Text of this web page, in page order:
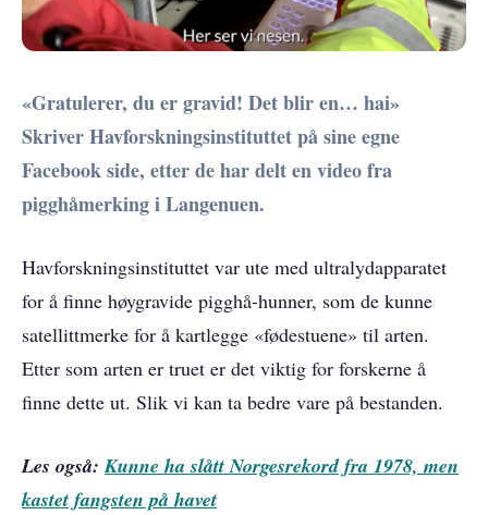
«Gratulerer, du er gravid! Det blir en… hai»
Skriver Havforskningsinstituttet på sine egne
Facebook side, etter de har delt en video fra
pigghåmerking i Langenuen.
Havforskningsinstituttet var ute med ultralydapparatet
for å finne høygravide pigghå-hunner, som de kunne
satellittmerke for å kartlegge «fødestuene» til arten.
Etter som arten er truet er det viktig for forskerne å
finne dette ut. Slik vi kan ta bedre vare på bestanden.
Les også:Kunne ha slått Norgesrekord fra 1978, men
kastet fangsten på havet